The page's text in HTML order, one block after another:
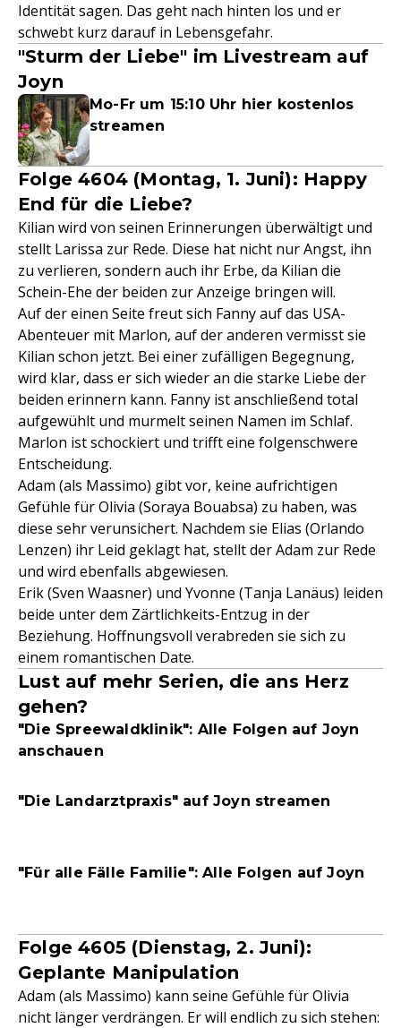
Identität sagen. Das geht nach hinten los und er
schwebt kurz darauf in Lebensgefahr.
"Sturm der Liebe" im Livestream auf
Joyn
Mo-Fr um 15:10 Uhr hier kostenlos
streamen
Folge 4604 (Montag, 1. Juni): Happy
End für die Liebe?
Kilian wird von seinen Erinnerungen überwältigt und
stellt Larissa zur Rede. Diese hat nicht nur Angst, ihn
zu verlieren, sondern auch ihr Erbe, da Kilian die
Schein-Ehe der beiden zur Anzeige bringen will.
Auf der einen Seite freut sich Fanny auf das USA-
Abenteuer mit Marlon, auf der anderen vermisst sie
Kilian schon jetzt. Bei einer zufälligen Begegnung,
wird klar, dass er sich wieder an die starke Liebe der
beiden erinnern kann. Fanny ist anschließend total
aufgewühlt und murmelt seinen Namen im Schlaf.
Marlon ist schockiert und trifft eine folgenschwere
Entscheidung.
Adam (als Massimo) gibt vor, keine aufrichtigen
Gefühle für Olivia (Soraya Bouabsa) zu haben, was
diese sehr verunsichert. Nachdem sie Elias (Orlando
Lenzen) ihr Leid geklagt hat, stellt der Adam zur Rede
und wird ebenfalls abgewiesen.
Erik (Sven Waasner) und Yvonne (Tanja Lanäus) leiden
beide unter dem Zärtlichkeits-Entzug in der
Beziehung. Hoffnungsvoll verabreden sie sich zu
einem romantischen Date.
Lust auf mehr Serien, die ans Herz
gehen?
"Die Spreewaldklinik": Alle Folgen auf Joyn
anschauen
"Die Landarztpraxis" auf Joyn streamen
"Für alle Fälle Familie": Alle Folgen auf Joyn
Folge 4605 (Dienstag, 2. Juni):
Geplante Manipulation
Adam (als Massimo) kann seine Gefühle für Olivia
nicht länger verdrängen. Er will endlich zu sich stehen: